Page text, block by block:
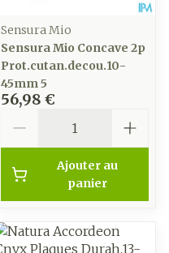
Sensura Mio
Sensura Mio Concave 2p
Prot.cutan.decou.10-
45mm 5
56,98 €
Ajouter au
panier